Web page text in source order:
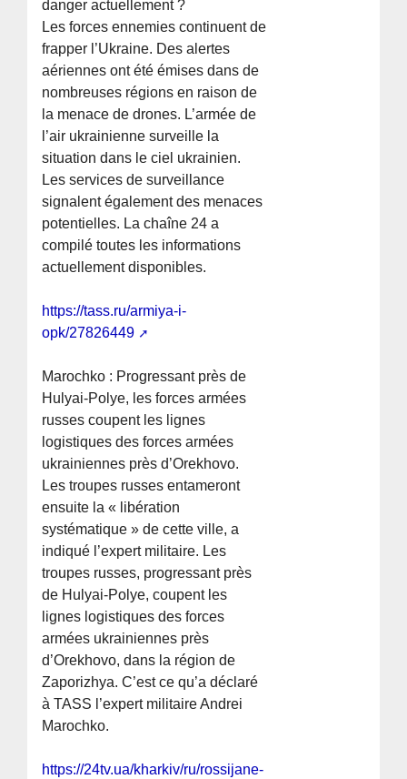
danger actuellement ?
Les forces ennemies continuent de
frapper l’Ukraine. Des alertes
aériennes ont été émises dans de
nombreuses régions en raison de
la menace de drones. L’armée de
l’air ukrainienne surveille la
situation dans le ciel ukrainien.
Les services de surveillance
signalent également des menaces
potentielles. La chaîne 24 a
compilé toutes les informations
actuellement disponibles.
https://tass.ru/armiya-i-
opk/27826449
Marochko : Progressant près de
Hulyai-Polye, les forces armées
russes coupent les lignes
logistiques des forces armées
ukrainiennes près d’Orekhovo.
Les troupes russes entameront
ensuite la « libération
systématique » de cette ville, a
indiqué l’expert militaire. Les
troupes russes, progressant près
de Hulyai-Polye, coupent les
lignes logistiques des forces
armées ukrainiennes près
d’Orekhovo, dans la région de
Zaporizhya. C’est ce qu’a déclaré
à TASS l’expert militaire Andrei
Marochko.
https://24tv.ua/kharkiv/ru/rossijane-